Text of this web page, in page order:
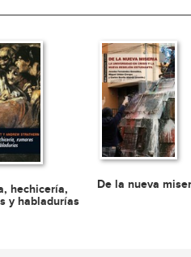
hechicería,
y habladurías
De la nueva